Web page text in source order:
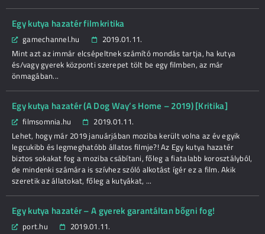
Egy kutya hazatér filmkritika
gamechannel.hu
2019.01.11.
Mint azt az immár elcsépeltnek számító mondás tartja, ha kutya
és/vagy gyerek központi szerepet tölt be egy filmben, az már
önmagában...
Egy kutya hazatér (A Dog Way’s Home – 2019) [Kritika]
filmsomnia.hu
2019.01.11.
Lehet, hogy már 2019 januárjában moziba került volna az év egyik
legcukibb és legmeghatóbb állatos filmje?! Az Egy kutya hazatér
biztos sokakat fog a moziba csábítani, főleg a fiatalabb korosztályból,
de mindenki számára is szívhez szóló alkotást ígér ez a film. Akik
szeretik az állatokat, főleg a kutyákat, ...
Egy kutya hazatér – A gyerek garantáltan bőgni fog!
port.hu
2019.01.11.